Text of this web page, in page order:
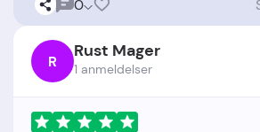
0
R Rust Mager
1 anmeldelser